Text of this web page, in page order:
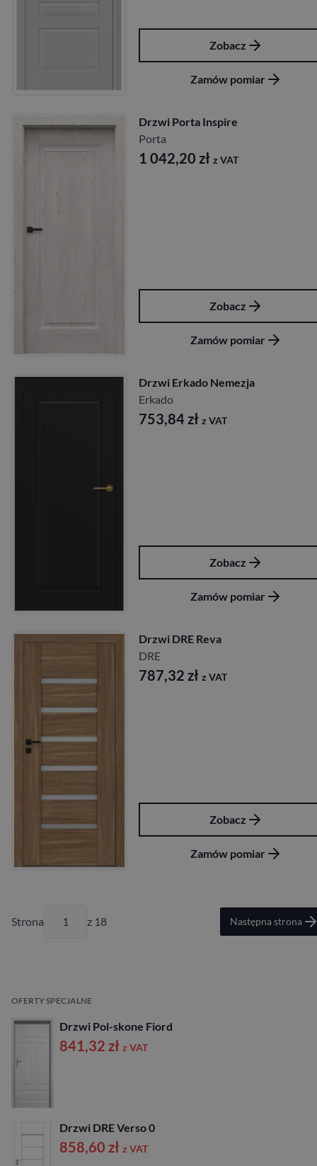
Zobacz
Zamów pomiar
Drzwi Porta Inspire
Porta
1 042,20 zł z VAT
Zobacz
Zamów pomiar
Drzwi Erkado Nemezja
Erkado
753,84 zł z VAT
Zobacz
Zamów pomiar
Drzwi DRE Reva
DRE
787,32 zł z VAT
Zobacz
Zamów pomiar
Strona z 18 Następna strona
OFERTY SPECJALNE
Drzwi Pol-skone Fiord
841,32 zł z VAT
Drzwi DRE Verso 0
858,60 zł z VAT